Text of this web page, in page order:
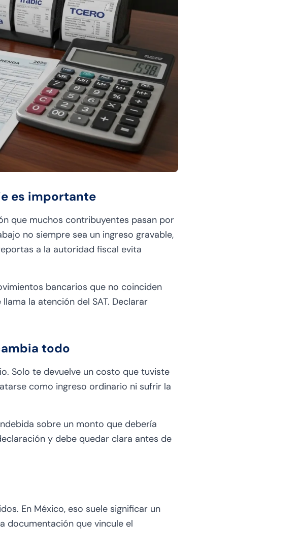
es importante
que muchos contribuyentes pasan por
no siempre sea un ingreso gravable,
a la autoridad fiscal evita
bancarios que no coinciden
la atención del SAT. Declarar
todo
Solo te devuelve un costo que tuviste
como ingreso ordinario ni sufrir la
sobre un monto que debería
y debe quedar clara antes de
En México, eso suele significar un
documentación que vincule el